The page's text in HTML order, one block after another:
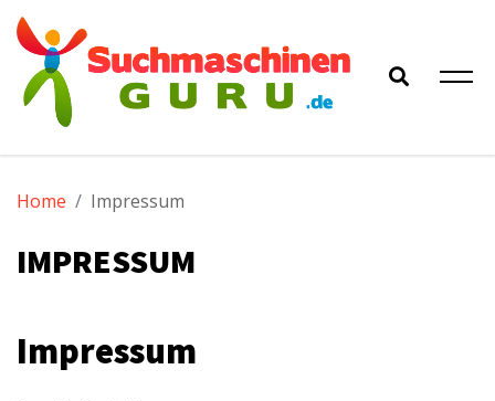
Skip
content
Der
Suchmaschinen-
Alles zu Google & Co
Home Impressum
IMPRESSUM
Impressum